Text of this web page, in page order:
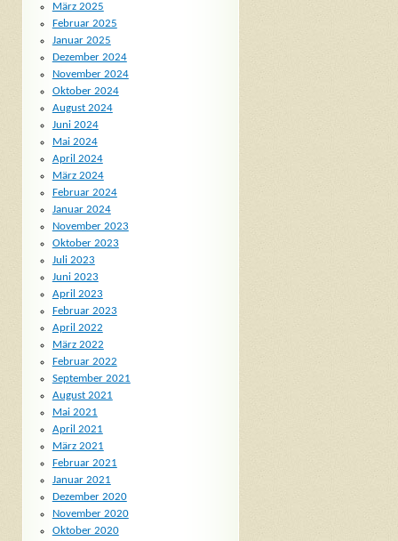
März 2025
Februar 2025
Januar 2025
Dezember 2024
November 2024
Oktober 2024
August 2024
Juni 2024
Mai 2024
April 2024
März 2024
Februar 2024
Januar 2024
November 2023
Oktober 2023
Juli 2023
Juni 2023
April 2023
Februar 2023
April 2022
März 2022
Februar 2022
September 2021
August 2021
Mai 2021
April 2021
März 2021
Februar 2021
Januar 2021
Dezember 2020
November 2020
Oktober 2020